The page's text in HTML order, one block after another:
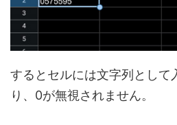
するとセルには文字列として
り、0が無視されません。